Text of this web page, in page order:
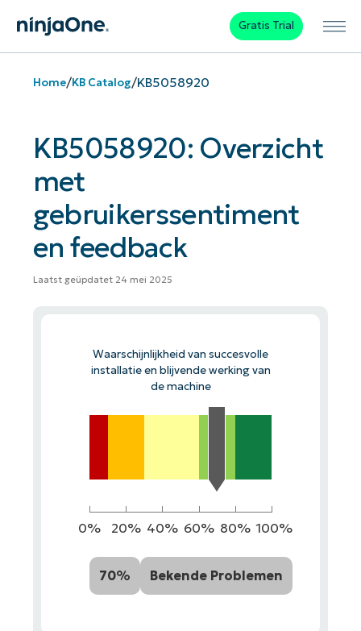
Gratis Trial
Home/KB Catalog/KB5058920
KB5058920: Overzicht
met
gebruikerssentiment
en feedback
Laatst geüpdatet 24 mei 2025
Waarschijnlijkheid van succesvolle
installatie en blijvende werking van
de machine
0% 20% 40% 60% 80% 100%
70% Bekende Problemen